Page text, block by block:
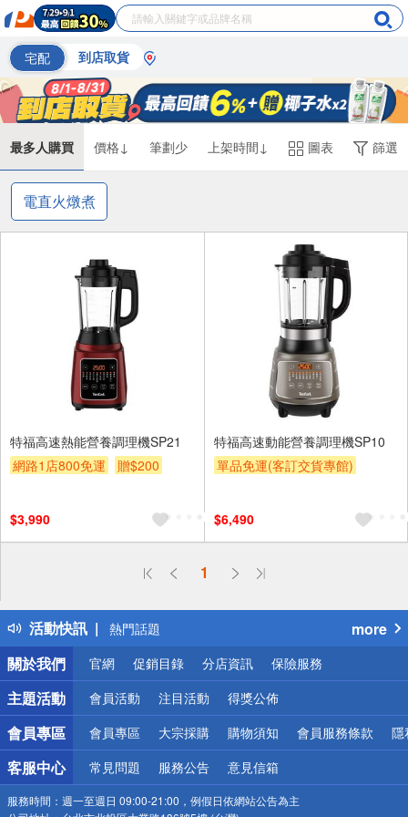
宅配 到店取貨
最多人購買 價格↓ 筆劃少 上架時間↓ 圖表 篩選
電直火燉煮
特福高速熱能營養調理機SP21
網路1店800免運
贈$200
$3,990
特福高速動能營養調理機SP10
單品免運(客訂交貨專館)
$6,490
1
活動快訊
偏遠地區配送
得獎公告
熱門話題
銀行優惠
偏遠地區配送
詐騙網頁！請小心！
more
關於我們
官網 促銷目錄 分店資訊 保險服務
主題活動 會員活動 注目活動 得獎公佈
會員專區 會員專區 大宗採購 購物須知 會員服務條款 隱
客服中心 常見問題 服務公告 意見信箱
服務時間： 週一至週日 09:00-21:00，例假日依網站公告為主